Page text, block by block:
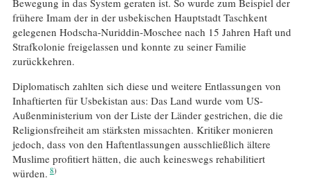
Bewegung in das System geraten ist. So wurde zum Beispiel der
frühere Imam der in der usbekischen Hauptstadt Taschkent
gelegenen Hodscha-Nuriddin-Moschee nach 15 Jahren Haft und
Strafkolonie freigelassen und konnte zu seiner Familie
zurückkehren.
Diplomatisch zahlten sich diese und weitere Entlassungen von
Inhaftierten für Usbekistan aus: Das Land wurde vom US-
Außenministerium von der Liste der Länder gestrichen, die die
Religionsfreiheit am stärksten missachten. Kritiker monieren
jedoch, dass von den Haftentlassungen ausschließlich ältere
Muslime profitiert hätten, die auch keineswegs rehabilitiert
würden. 8